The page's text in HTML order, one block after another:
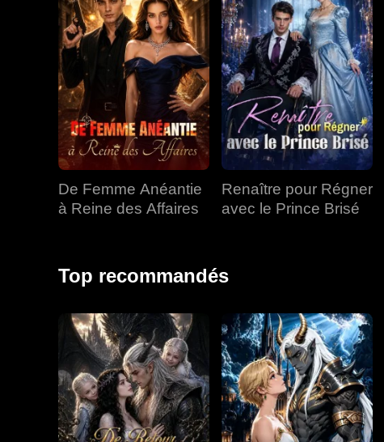
De Femme Anéantie
à Reine des Affaires
Renaître pour Régner
avec le Prince Brisé
Top recommandés